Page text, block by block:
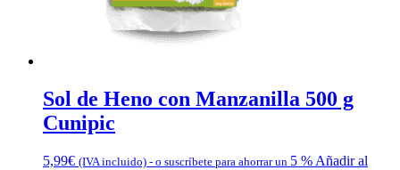
Sol de Heno con Manzanilla 500 g
Cunipic
5,99€ (IVA incluido) - o suscríbete para ahorrar un 5 % Añadir al